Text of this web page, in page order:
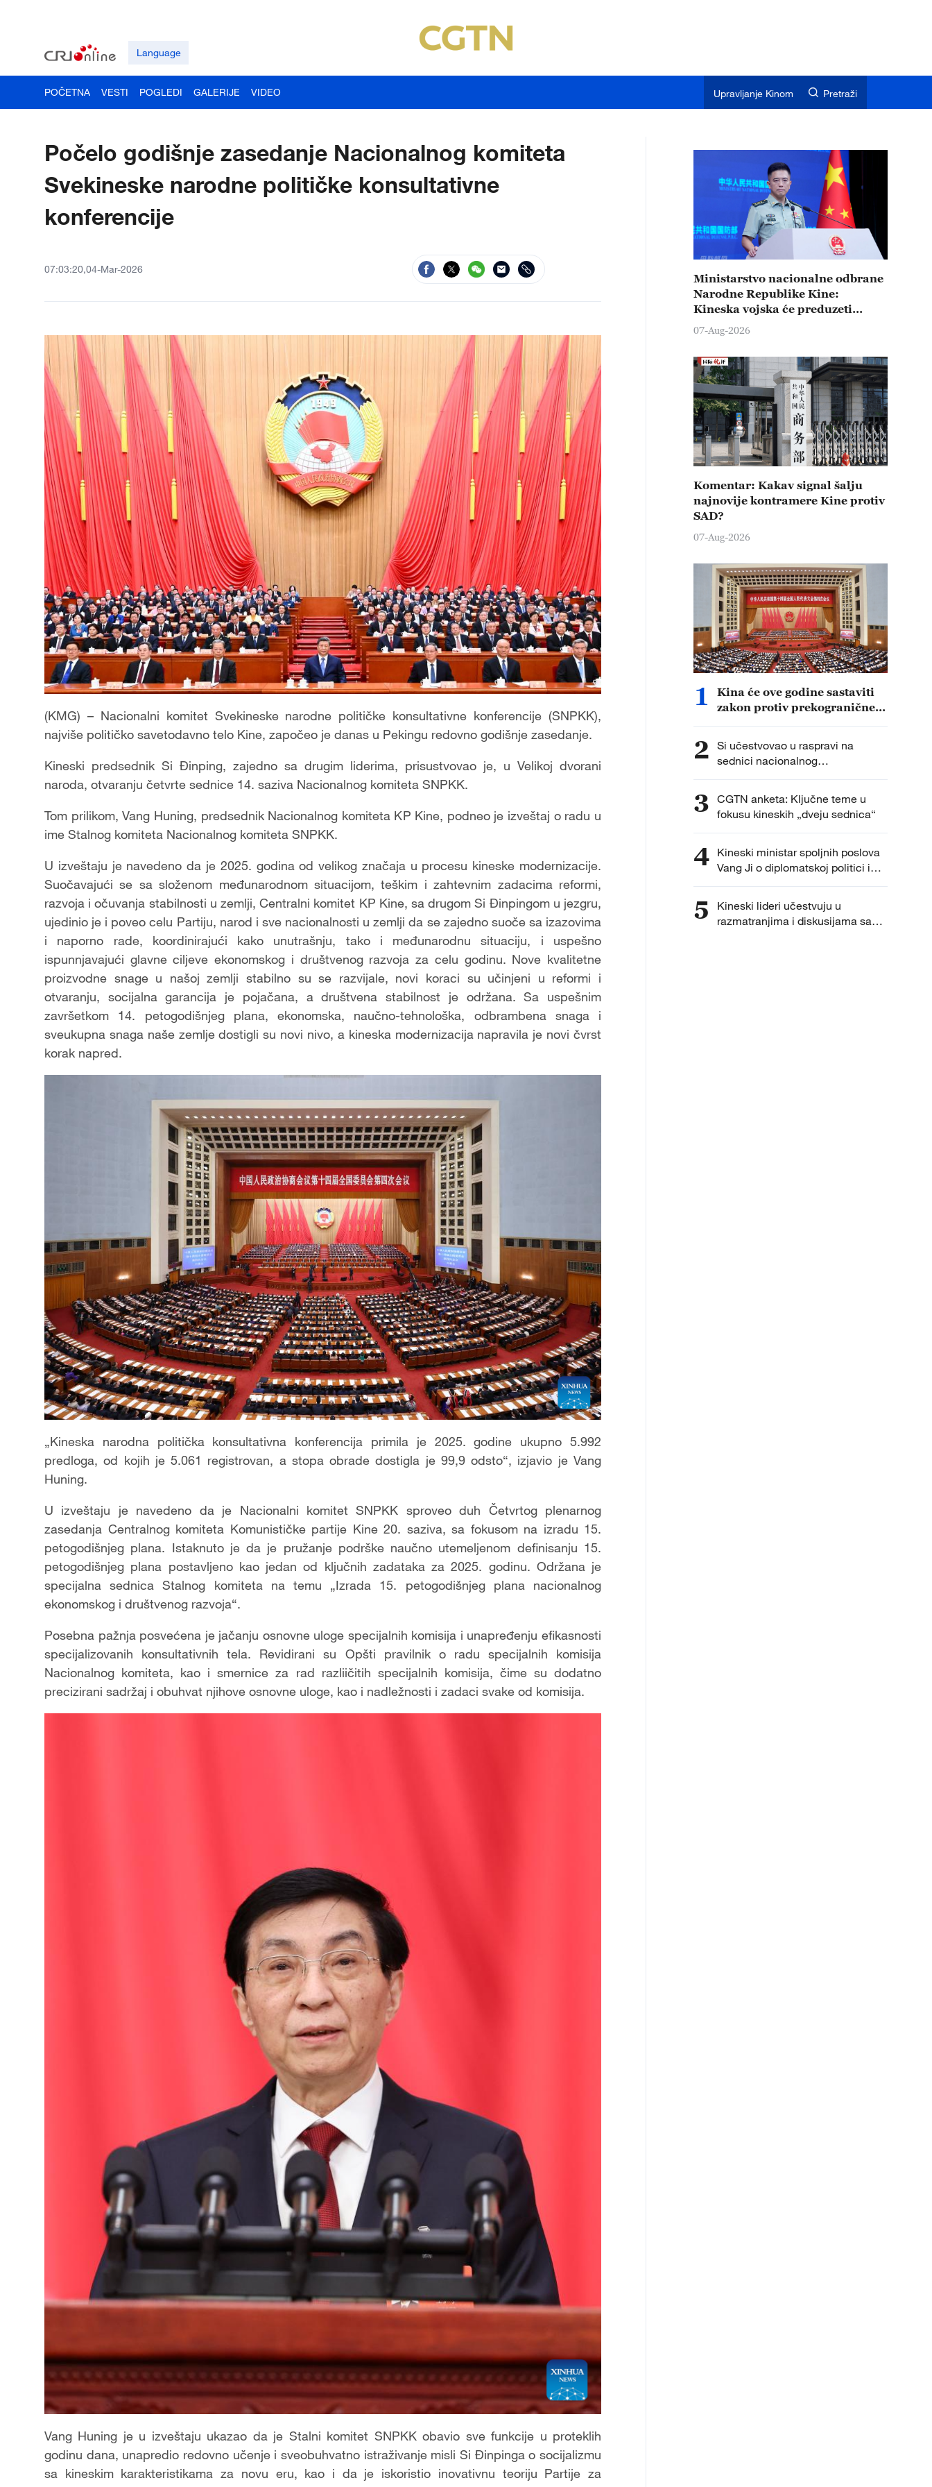
Language
POČETNA VESTI POGLEDI GALERIJE VIDEO Upravljanje Kinom Pretraži
Počelo godišnje zasedanje Nacionalnog komiteta
Svekineske narodne političke konsultativne
konferencije
07:03:20,04-Mar-2026
(KMG) – Nacionalni komitet Svekineske narodne političke konsultativne konferencije (SNPKK),
najviše političko savetodavno telo Kine, započeo je danas u Pekingu redovno godišnje zasedanje.
Kineski predsednik Si Đinping, zajedno sa drugim liderima, prisustvovao je, u Velikoj dvorani
naroda, otvaranju četvrte sednice 14. saziva Nacionalnog komiteta SNPKK.
Tom prilikom, Vang Huning, predsednik Nacionalnog komiteta KP Kine, podneo je izveštaj o radu u
ime Stalnog komiteta Nacionalnog komiteta SNPKK.
U izveštaju je navedeno da je 2025. godina od velikog značaja u procesu kineske modernizacije.
Suočavajući se sa složenom međunarodnom situacijom, teškim i zahtevnim zadacima reformi,
razvoja i očuvanja stabilnosti u zemlji, Centralni komitet KP Kine, sa drugom Si Đinpingom u jezgru,
ujedinio je i poveo celu Partiju, narod i sve nacionalnosti u zemlji da se zajedno suoče sa izazovima
i naporno rade, koordinirajući kako unutrašnju, tako i međunarodnu situaciju, i uspešno
ispunnjavajući glavne ciljeve ekonomskog i društvenog razvoja za celu godinu. Nove kvalitetne
proizvodne snage u našoj zemlji stabilno su se razvijale, novi koraci su učinjeni u reformi i
otvaranju, socijalna garancija je pojačana, a društvena stabilnost je održana. Sa uspešnim
završetkom 14. petogodišnjeg plana, ekonomska, naučno-tehnološka, odbrambena snaga i
sveukupna snaga naše zemlje dostigli su novi nivo, a kineska modernizacija napravila je novi čvrst
korak napred.
„Kineska narodna politička konsultativna konferencija primila je 2025. godine ukupno 5.992
predloga, od kojih je 5.061 registrovan, a stopa obrade dostigla je 99,9 odsto“, izjavio je Vang
Huning.
U izveštaju je navedeno da je Nacionalni komitet SNPKK sproveo duh Četvrtog plenarnog
zasedanja Centralnog komiteta Komunističke partije Kine 20. saziva, sa fokusom na izradu 15.
petogodišnjeg plana. Istaknuto je da je pružanje podrške naučno utemeljenom definisanju 15.
petogodišnjeg plana postavljeno kao jedan od ključnih zadataka za 2025. godinu. Održana je
specijalna sednica Stalnog komiteta na temu „Izrada 15. petogodišnjeg plana nacionalnog
ekonomskog i društvenog razvoja“.
Posebna pažnja posvećena je jačanju osnovne uloge specijalnih komisija i unapređenju efikasnosti
specijalizovanih konsultativnih tela. Revidirani su Opšti pravilnik o radu specijalnih komisija
Nacionalnog komiteta, kao i smernice za rad razliičitih specijalnih komisija, čime su dodatno
precizirani sadržaj i obuhvat njihove osnovne uloge, kao i nadležnosti i zadaci svake od komisija.
Vang Huning je u izveštaju ukazao da je Stalni komitet SNPKK obavio sve funkcije u proteklih
godinu dana, unapredio redovno učenje i sveobuhvatno istraživanje misli Si Đinpinga o socijalizmu
sa kineskim karakteristikama za novu eru, kao i da je iskoristio inovativnu teoriju Partije za
Ministarstvo nacionalne odbrane
Narodne Republike Kine:
Kineska vojska će preduzeti
čvrste kontramere protiv svih
provokativnih pokušaja
izazivanja nemira
07-Aug-2026
Komentar: Kakav signal šalju
najnovije kontramere Kine protiv
SAD?
07-Aug-2026
1
Kina će ove godine sastaviti
zakon protiv prekogranične
2 Si učestvovao u raspravi na
sednici nacionalnog
zakonodavnog tela
3 CGTN anketa: Ključne teme u
fokusu kineskih „dveju sednica“
4 Kineski ministar spoljnih poslova
Vang Ji o diplomatskoj politici i
spoljnim odnosima
5
Kineski lideri učestvuju u
razmatranjima i diskusijama sa